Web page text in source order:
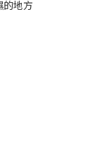
的地方